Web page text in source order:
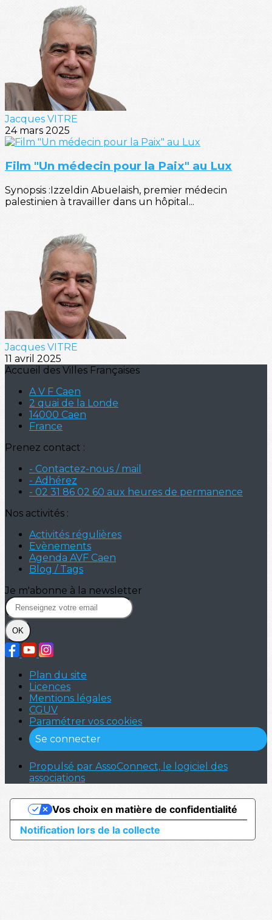
Jacques VITRE
24 mars 2025
Film "Un médecin pour la Paix" au Lux
Synopsis :Izzeldin Abuelaish, premier médecin
palestinien à travailler dans un hôpital...
Jacques VITRE
11 avril 2025
Accueil des Villes Françaises
A V F Caen
2 quai de la Londe
14000 Caen
France
Prenez contact :
- Contactez-nous / mail
- Adhérez
- 02 31 86 02 60 aux heures de permanence
Nos activités :
Activités régulières
Evènements
Agenda AVF Caen
Blog / Tags
Je m'abonne à la newsletter
OK
Plan du site
Licences
Mentions légales
CGUV
Paramétrer vos cookies
Se connecter
Propulsé par AssoConnect, le logiciel des
associations
Notification lors de la collecte
Vos choix en matière de confidentialité